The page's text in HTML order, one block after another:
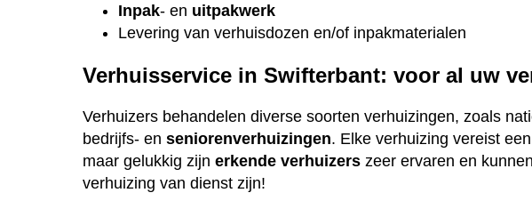
Inpak- en uitpakwerk
Levering van verhuisdozen en/of inpakmaterialen
Verhuisservice in Swifterbant: voor al uw
Verhuizers behandelen diverse soorten verhuizingen, zoals
bedrijfs- enseniorenverhuizingen. Elke verhuizing vereist
maar gelukkig zijnerkende verhuizers zeer ervaren en
verhuizing van dienst zijn!